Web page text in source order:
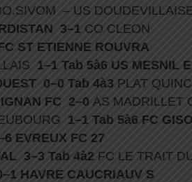
– US
3–1 CO CLEON
ST ETIENNE ROUVRA
1–1 Tab 5à6 US MESNIL
0–0 Tab 4à3 PLAT
FC 2–0 AS MADRILLET
1–1 Tab 5à6 FC
EVREUX FC 27
3–3 Tab 4à2 FC LE TRAIT
HAVRE CAUCRIAUV S